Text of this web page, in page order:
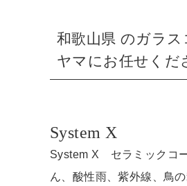
和歌山県 のガラ
ヤマにお任せくだ
System X
System X セラミックコ
ん、酸性雨、紫外線、鳥